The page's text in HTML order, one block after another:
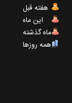
هفته قبل
این ماه
ماه گذشته
همه روزها